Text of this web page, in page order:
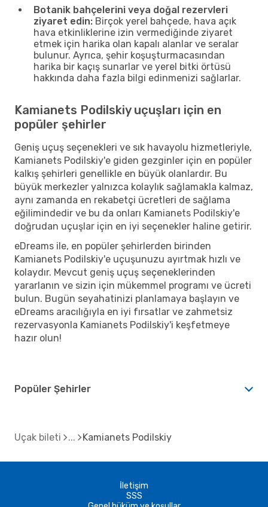
Botanik bahçelerini veya doğal rezervleri
ziyaret edin: Birçok yerel bahçede, hava açık
hava etkinliklerine izin vermediğinde ziyaret
etmek için harika olan kapalı alanlar ve seralar
bulunur. Ayrıca, şehir koşuşturmacasından
harika bir kaçış sunarlar ve yerel bitki örtüsü
hakkında daha fazla bilgi edinmenizi sağlarlar.
Kamianets Podilskiy uçuşları için en
popüler şehirler
Geniş uçuş seçenekleri ve sık havayolu hizmetleriyle,
Kamianets Podilskiy'e giden gezginler için en popüler
kalkış şehirleri genellikle en büyük olanlardır. Bu
büyük merkezler yalnızca kolaylık sağlamakla kalmaz,
aynı zamanda en rekabetçi ücretleri de sağlama
eğilimindedir ve bu da onları Kamianets Podilskiy'e
doğrudan uçuşlar için en iyi seçenekler haline getirir.
eDreams ile, en popüler şehirlerden birinden
Kamianets Podilskiy'e uçuşunuzu ayırtmak hızlı ve
kolaydır. Mevcut geniş uçuş seçeneklerinden
yararlanın ve sizin için mükemmel programı ve ücreti
bulun. Bugün seyahatinizi planlamaya başlayın ve
eDreams aracılığıyla en iyi fırsatlar ve zahmetsiz
rezervasyonla Kamianets Podilskiy'i keşfetmeye
hazır olun!
Popüler Şehirler
Uçak bileti Kamianets Podilskiy
İletişim
SSS